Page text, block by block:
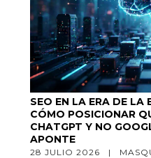
SEO EN LA ERA DE LA
CÓMO POSICIONAR
CHATGPT Y NO
APONTE
28 JULIO 2026   |